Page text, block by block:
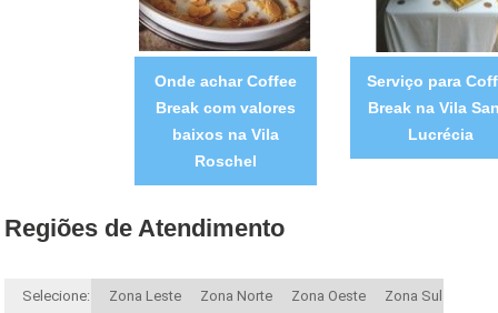
Onde achar Coffee
Break com valores
baixos na Vila
Roschel
Serviço para
Break na Vila
Lucrécia
Regiões de Atendimento
Selecione: Zona Leste Zona Norte Zona Oeste Zona Sul